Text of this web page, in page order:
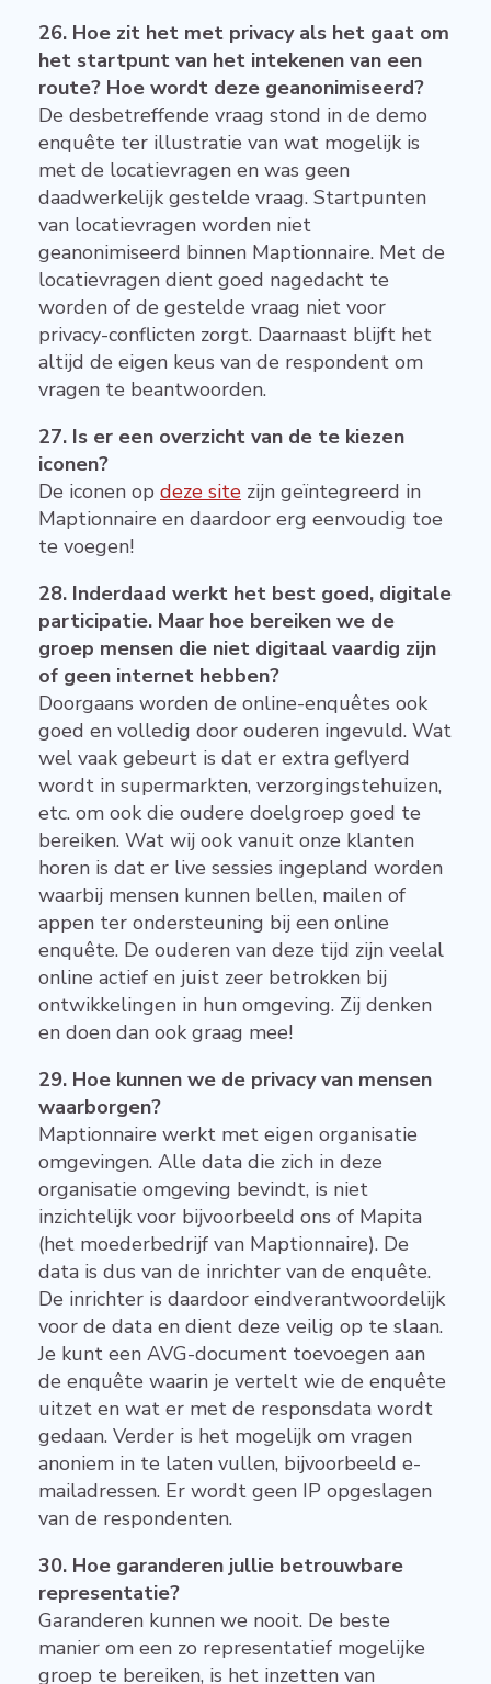
26. Hoe zit het met privacy als het gaat om
het startpunt van het intekenen van een
route? Hoe wordt deze geanonimiseerd?
De desbetreffende vraag stond in de demo
enquête ter illustratie van wat mogelijk is
met de locatievragen en was geen
daadwerkelijk gestelde vraag. Startpunten
van locatievragen worden niet
geanonimiseerd binnen Maptionnaire. Met de
locatievragen dient goed nagedacht te
worden of de gestelde vraag niet voor
privacy-conflicten zorgt. Daarnaast blijft het
altijd de eigen keus van de respondent om
vragen te beantwoorden.
27. Is er een overzicht van de te kiezen
iconen?
De iconen op deze site zijn geïntegreerd in
Maptionnaire en daardoor erg eenvoudig toe
te voegen!
28. Inderdaad werkt het best goed, digitale
participatie. Maar hoe bereiken we de
groep mensen die niet digitaal vaardig zijn
of geen internet hebben?
Doorgaans worden de online-enquêtes ook
goed en volledig door ouderen ingevuld. Wat
wel vaak gebeurt is dat er extra geflyerd
wordt in supermarkten, verzorgingstehuizen,
etc. om ook die oudere doelgroep goed te
bereiken. Wat wij ook vanuit onze klanten
horen is dat er live sessies ingepland worden
waarbij mensen kunnen bellen, mailen of
appen ter ondersteuning bij een online
enquête. De ouderen van deze tijd zijn veelal
online actief en juist zeer betrokken bij
ontwikkelingen in hun omgeving. Zij denken
en doen dan ook graag mee!
29. Hoe kunnen we de privacy van mensen
waarborgen?
Maptionnaire werkt met eigen organisatie
omgevingen. Alle data die zich in deze
organisatie omgeving bevindt, is niet
inzichtelijk voor bijvoorbeeld ons of Mapita
(het moederbedrijf van Maptionnaire). De
data is dus van de inrichter van de enquête.
De inrichter is daardoor eindverantwoordelijk
voor de data en dient deze veilig op te slaan.
Je kunt een AVG-document toevoegen aan
de enquête waarin je vertelt wie de enquête
uitzet en wat er met de responsdata wordt
gedaan. Verder is het mogelijk om vragen
anoniem in te laten vullen, bijvoorbeeld e-
mailadressen. Er wordt geen IP opgeslagen
van de respondenten.
30. Hoe garanderen jullie betrouwbare
representatie?
Garanderen kunnen we nooit. De beste
manier om een zo representatief mogelijke
groep te bereiken, is het inzetten van